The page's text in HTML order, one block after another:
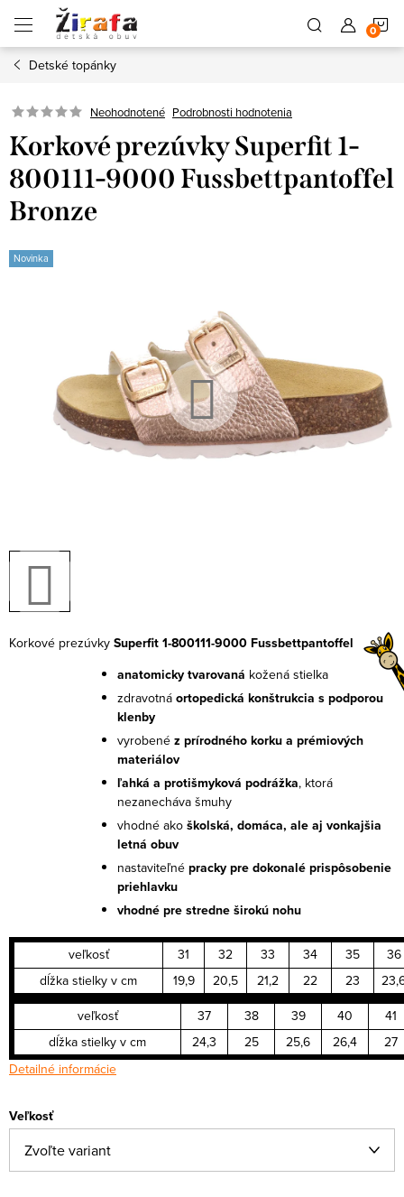
obsah
Detské topánky
Neohodnotené Podrobnosti hodnotenia
Korkové prezúvky Superfit 1-
800111-9000 Fussbettpantoffel
Bronze
Novinka
Korkové prezúvky Superfit 1-800111-9000 Fussbettpantoffel
anatomicky tvarovaná kožená stielka
zdravotná ortopedická konštrukcia s podporou
klenby
vyrobené z prírodného korku a prémiových
materiálov
ľahká a protišmyková podrážka, ktorá
nezanecháva šmuhy
vhodné ako školská, domáca, ale aj vonkajšia
letná obuv
nastaviteľné pracky pre dokonalé prispôsobenie
priehlavku
vhodné pre stredne širokú nohu
veľkosť 31 32 33 34 35
36
dĺžka stielky v cm
19,9 20,5 21,2 22 23
veľkosť
37 38 39 40
41
dĺžka stielky v cm
24,3 25 25,6 26,4
27
Detailné informácie
Veľkosť